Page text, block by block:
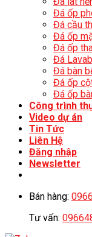
Đá ốp
Đá cầu
Đá ốp
Đá ốp
Đá
Đá bàn
Đá ốp
Đá ốp
Công trình
Video dự án
Tin Tức
Liên Hệ
Đăng nhập
Newsletter
Bán hàng:
Tư vấn: